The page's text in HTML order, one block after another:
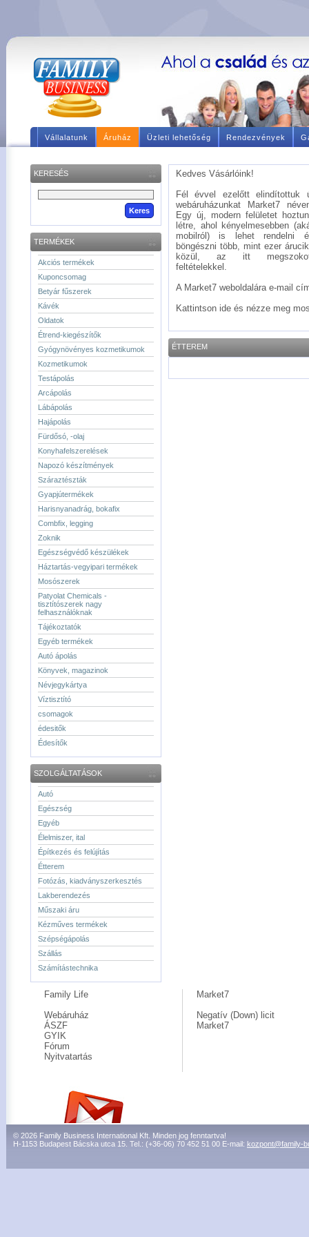
Vállalatunk Áruház Üzleti lehetőség Rendezvények
KERESÉS
TERMÉKEK
Akciós termékek
Kuponcsomag
Betyár fűszerek
Kávék
Oldatok
Étrend-kiegészítők
Gyógynövényes kozmetikumok
Kozmetikumok
Testápolás
Arcápolás
Lábápolás
Hajápolás
Fürdősó, -olaj
Konyhafelszerelések
Napozó készítmények
Száraztészták
Gyapjútermékek
Harisnyanadrág, bokafix
Combfix, legging
Zoknik
Egészségvédő készülékek
Háztartás-vegyipari termékek
Mosószerek
Patyolat Chemicals -
tisztítószerek nagy
felhasználóknak
Tájékoztatók
Egyéb termékek
Autó ápolás
Könyvek, magazinok
Névjegykártya
Víztisztító
csomagok
édesitők
Édesítők
SZOLGÁLTATÁSOK
Autó
Egészség
Egyéb
Élelmiszer, ital
Építkezés és felújítás
Étterem
Fotózás, kiadványszerkesztés
Lakberendezés
Műszaki áru
Kézműves termékek
Szépségápolás
Szállás
Számítástechnika
Kedves Vásárlóink!
Fél évvel ezelőtt elindítottuk
webáruházunkat Market7
Egy új, modern felületet
létre, ahol kényelmesebben
mobilról) is lehet rendelni
böngészni több, mint ezer
közül, az itt
feltételekkel.
A Market7 weboldalára e-mail
Kattintson ide és nézze meg
ÉTTEREM
Family Life
Webáruház
ÁSZF
GYIK
Fórum
Nyitvatartás
Market7
Negatív (Down) licit
Market7
© 2026 Family Business International Kft. Minden jog fenntartva!
H-1153 Budapest Bácska utca 15. Tel.: (+36-06) 70 452 51 00 E-mail: kozpont@family-